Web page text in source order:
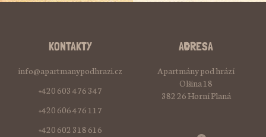
KONTAKTY
info@apartmanypodhrazi.cz
+420 603 476 347
+420 606 476 117
+420 602 318 616
ADRESA
Apartmány pod hrází
Olšina 18
382 26 Horní Planá